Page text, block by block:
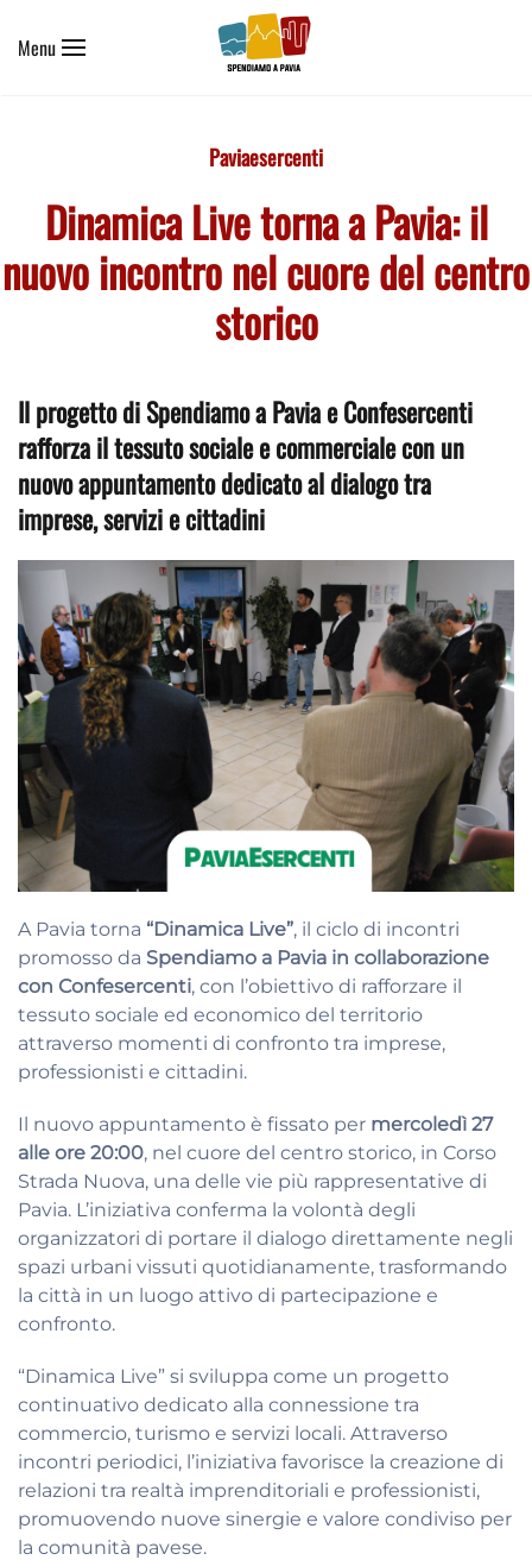
Skip to main content
Menu
Paviaesercenti
Dinamica Live torna a Pavia: il
nuovo incontro nel cuore del centro
storico
Il progetto di Spendiamo a Pavia e Confesercenti
rafforza il tessuto sociale e commerciale con un
nuovo appuntamento dedicato al dialogo tra
imprese, servizi e cittadini
A Pavia torna “Dinamica Live”, il ciclo di incontri
promosso da Spendiamo a Pavia in collaborazione
con Confesercenti, con l’obiettivo di rafforzare il
tessuto sociale ed economico del territorio
attraverso momenti di confronto tra imprese,
professionisti e cittadini.
Il nuovo appuntamento è fissato per mercoledì 27
alle ore 20:00, nel cuore del centro storico, in Corso
Strada Nuova, una delle vie più rappresentative di
Pavia. L’iniziativa conferma la volontà degli
organizzatori di portare il dialogo direttamente negli
spazi urbani vissuti quotidianamente, trasformando
la città in un luogo attivo di partecipazione e
confronto.
“Dinamica Live” si sviluppa come un progetto
continuativo dedicato alla connessione tra
commercio, turismo e servizi locali. Attraverso
incontri periodici, l’iniziativa favorisce la creazione di
relazioni tra realtà imprenditoriali e professionisti,
promuovendo nuove sinergie e valore condiviso per
la comunità pavese.